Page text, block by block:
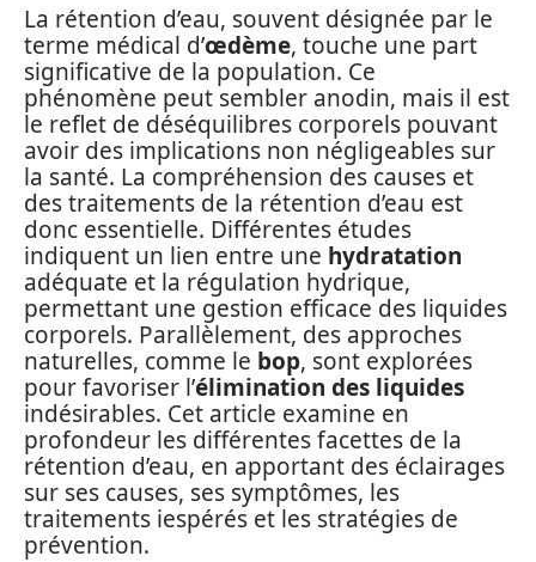
La rétention d’eau, souvent désignée par le
terme médical d’œdème, touche une part
significative de la population. Ce
phénomène peut sembler anodin, mais il est
le reflet de déséquilibres corporels pouvant
avoir des implications non négligeables sur
la santé. La compréhension des causes et
des traitements de la rétention d’eau est
donc essentielle. Différentes études
indiquent un lien entre une hydratation
adéquate et la régulation hydrique,
permettant une gestion efficace des liquides
corporels. Parallèlement, des approches
naturelles, comme le bop, sont explorées
pour favoriser l’élimination des liquides
indésirables. Cet article examine en
profondeur les différentes facettes de la
rétention d’eau, en apportant des éclairages
sur ses causes, ses symptômes, les
traitements iespérés et les stratégies de
prévention.